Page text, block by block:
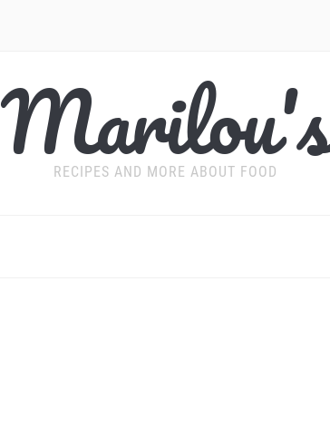
Marilou's
RECIPES AND MORE ABOUT FOOD